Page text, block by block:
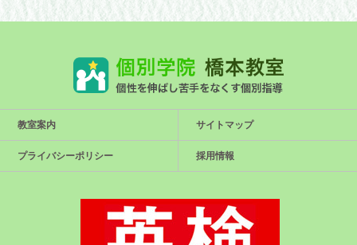
教室案内 サイトマップ
プライバシーポリシー 採用情報